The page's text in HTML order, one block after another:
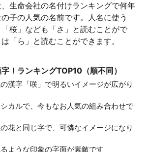
生命会社の名付けランキングで何年
子の人気の名前です。人名に使う
桜」なども「さ」と読むことがで
「ら」と読むことができます。
字！ランキングTOP10（順不同）
の漢字「咲」で明るいイメージが広がり
シカルで、今もなお人気の組み合わせで
の花と同じ字で、可憐なイメージになり
るような印象の字面が素敵です